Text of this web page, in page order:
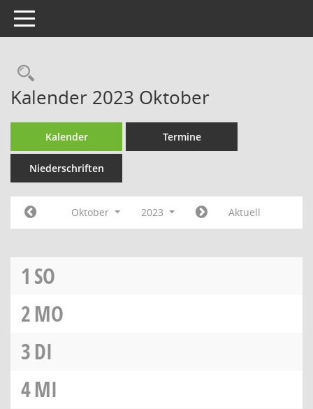
Toggle navigation
Rechercheauswahl
Kalender 2023 Oktober
Kalender Termine
Niederschriften
Oktober 2023 Aktuell
1 SO
2MO
3DI
4MI